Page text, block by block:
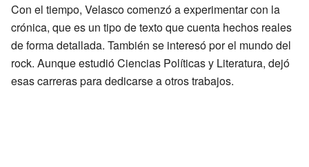
Con el tiempo, Velasco comenzó a experimentar con la
crónica, que es un tipo de texto que cuenta hechos reales
de forma detallada. También se interesó por el mundo del
rock. Aunque estudió Ciencias Políticas y Literatura, dejó
esas carreras para dedicarse a otros trabajos.